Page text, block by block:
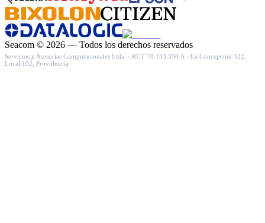
Seacom © 2026 — Todos los derechos reservados
Servicios y Asesorías Computacionales Ltda. · RUT 78.133.350-6 · La Concepción 322,
Local 102, Providencia